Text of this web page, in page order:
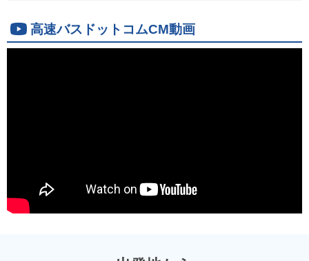
高速バスドットコムCM動画